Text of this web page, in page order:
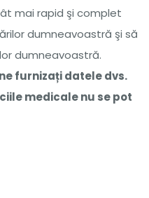
mai rapid şi complet
dumneavoastră şi să
dumneavoastră.
furnizați datele dvs.
medicale nu se pot